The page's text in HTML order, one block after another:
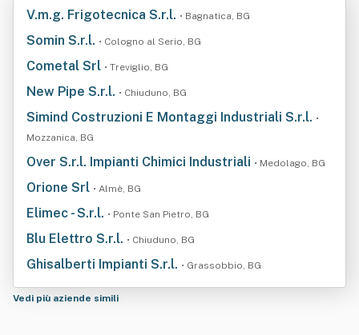
V.m.g. Frigotecnica S.r.l. • Bagnatica, BG
Somin S.r.l. • Cologno al Serio, BG
Cometal Srl • Treviglio, BG
New Pipe S.r.l. • Chiuduno, BG
Simind Costruzioni E Montaggi Industriali S.r.l. •
Mozzanica, BG
Over S.r.l. Impianti Chimici Industriali • Medolago, BG
Orione Srl • Almè, BG
Elimec - S.r.l. • Ponte San Pietro, BG
Blu Elettro S.r.l. • Chiuduno, BG
Ghisalberti Impianti S.r.l. • Grassobbio, BG
Vedi più aziende simili